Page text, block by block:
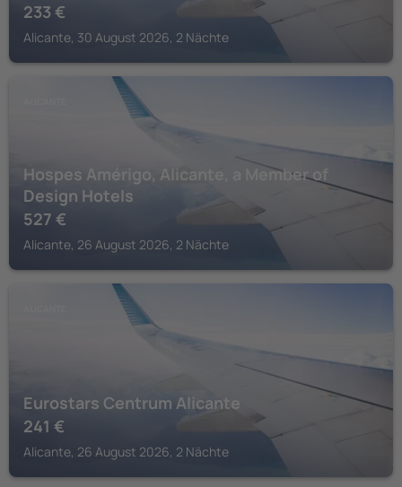
233 €
Alicante, 30 August 2026, 2 Nächte
Hospes Amérigo, Alicante, a Member of
Design Hotels
527 €
Alicante, 26 August 2026, 2 Nächte
Eurostars Centrum Alicante
241 €
Alicante, 26 August 2026, 2 Nächte